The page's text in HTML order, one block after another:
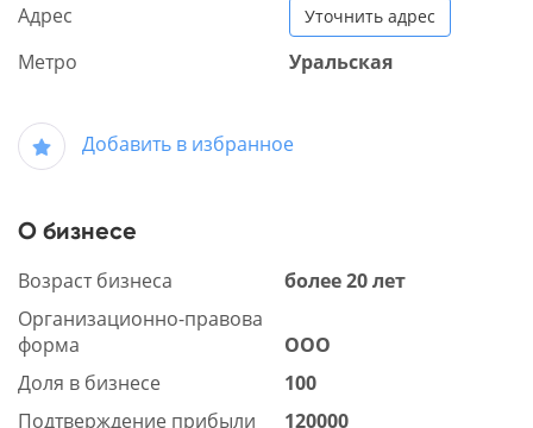
Адрес
Уточнить адрес
Метро Уральская
Добавить в избранное
О бизнесе
Возраст бизнеса
более 20 лет
Организационно-правова
форма
ООО
Доля в бизнесе
100
Подтверждение прибыли
120000